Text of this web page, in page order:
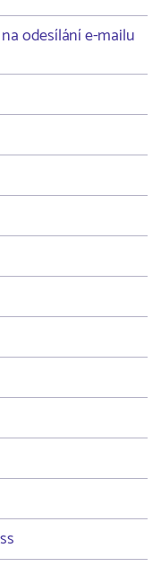
odesílání e-mailu